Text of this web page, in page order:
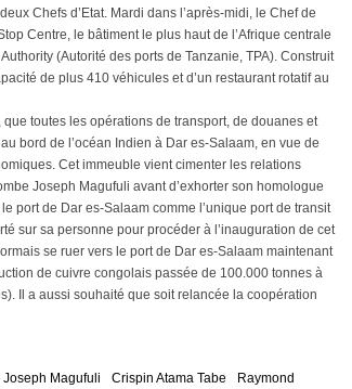
Chefs d’Etat. Mardi dans l’après-midi, le Chef de
Centre, le bâtiment le plus haut de l’Afrique centrale
(Autorité des ports de Tanzanie, TPA). Construit
de plus 410 véhicules et d’un restaurant rotatif au
toutes les opérations de transport, de douanes et
bord de l’océan Indien à Dar es-Salaam, en vue de
Cet immeuble vient cimenter les relations
Joseph Magufuli avant d’exhorter son homologue
port de Dar es-Salaam comme l’unique port de transit
sur sa personne pour procéder à l’inauguration de cet
se ruer vers le port de Dar es-Salaam maintenant
de cuivre congolais passée de 100.000 tonnes à
Il a aussi souhaité que soit relancée la coopération
Magufuli Crispin Atama Tabe
Raymond